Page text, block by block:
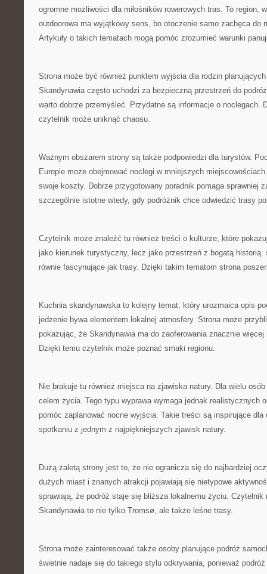
ogromne możliwości dla miłośników rowerowych tras. To region,
outdoorowa ma wyjątkowy sens, bo otoczenie samo zachęca do
Artykuły o takich tematach mogą pomóc zrozumieć warunki
Strona może być również punktem wyjścia dla rodzin
Skandynawia często uchodzi za bezpieczną przestrzeń do
warto dobrze przemyśleć. Przydatne są informacje o noclegach.
czytelnik może uniknąć chaosu.
Ważnym obszarem strony są także podpowiedzi dla turystów.
Europie może obejmować noclegi w mniejszych
swoje koszty. Dobrze przygotowany poradnik pomaga sprawniej
szczególnie istotne wtedy, gdy podróżnik chce odwiedzić trasy
Czytelnik może znaleźć tu również treści o kulturze, które
jako kierunek turystyczny, lecz jako przestrzeń z bogatą
równie fascynujące jak trasy. Dzięki takim tematom strona
Kuchnia skandynawska to kolejny temat, który urozmaica opis
jedzenie bywa elementem lokalnej atmosfery. Strona może
pokazując, że Skandynawia ma do zaoferowania znacznie
Dzięki temu czytelnik może poznać smaki regionu.
Nie brakuje tu również miejsca na zjawiska natury. Dla wielu
celem życia. Tego typu wyprawa wymaga jednak realistycznych
pomóc zaplanować nocne wyjścia. Takie treści są inspirujące dla
spotkaniu z jednym z najpiękniejszych zjawisk natury.
Dużą zaletą strony jest to, że nie ogranicza się do najbardziej
dużych miast i znanych atrakcji pojawiają się nietypowe
sprawiają, że podróż staje się bliższa lokalnemu życiu. Czytelnik
Skandynawia to nie tylko Tromsø, ale także leśne trasy.
Strona może zainteresować także osoby planujące podróż
świetnie nadaje się do takiego stylu odkrywania, ponieważ